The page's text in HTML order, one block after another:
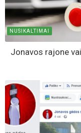
NUSIKALTIMAI
Jonavos rajone